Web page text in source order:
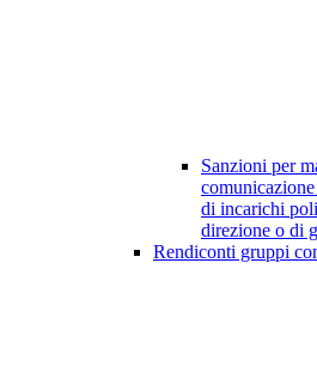
Sanzioni per
di incarichi
direzione o di
Rendiconti gruppi